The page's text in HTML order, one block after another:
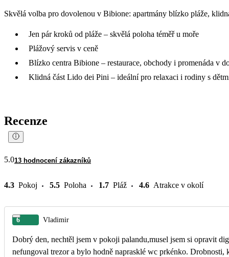
Skvělá volba pro dovolenou v Bibione: apartmány blízko pláže,
Jen pár kroků od pláže – skvělá poloha téměř u moře
Plážový servis v ceně
Blízko centra Bibione – restaurace, obchody i promenáda v
Klidná část Lido dei Pini – ideální pro relaxaci i rodiny s
Recenze
5.013 hodnocení zákazníků
4.3 Pokoj 5.5 Poloha 1.7 Pláž 4.6 Atrakce v okolí
6 Vladimir
Dobrý den, nechtěl jsem v pokoji palandu,musel jsem si opravit
nefungoval trezor a bylo hodně naprasklé wc prkénko.